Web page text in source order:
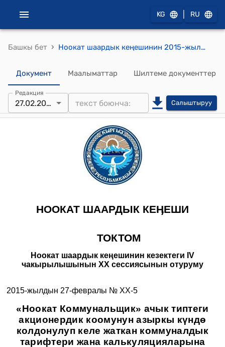
KG RU
Башкы бет › Ноокат шаардык кеңешинин 2015-жылдын 27-февралындагы № XX-5 "«Ноокат Коммунальщик» ачык типтеги акционердик коомунун азыркы күндө колдонулуп келе жаткан коммуналдык тарифтери жана калькуляцияларына өзгөртүү киргизүү жөнүндө" токтому
Документ Маалыматтар Шилтеме документтер
Редакция
27.02.2015 Салыштыруу